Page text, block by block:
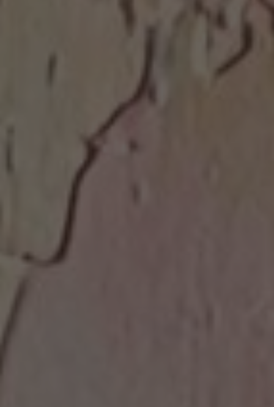
Чуткий контроль профессиональных